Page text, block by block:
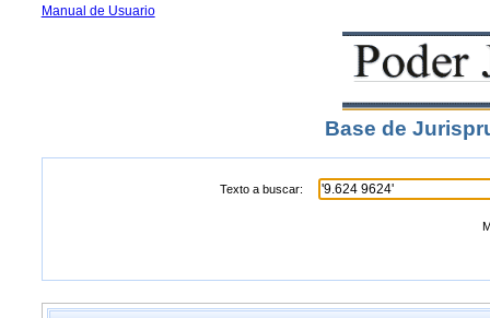
Manual de Usuario
Base de
Texto a buscar: